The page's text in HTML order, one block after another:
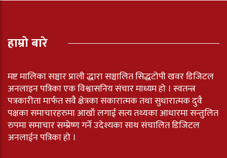
हाम्रो बारे
मष्ट मालिका सञ्चार प्राली द्धारा सञ्चालित सिद्धटोपी खवर डिजिटल
अनलाइन पत्रिका एक विश्वासनिय संचार माध्यम हो । स्वतन्त्र
पत्रकारीता मार्फत सवै क्षेत्रका सकारात्मक तथा सुधारात्मक दुवै
पक्षका समाचारहरुमा आखाँ लगाई सत्य तथ्यका आधारमा सन्तुलित
रुपमा समाचार सम्प्रेष्ण गर्ने उदेश्यका साथ संचालित डिजिटल
अनलाईन पत्रिका हो ।